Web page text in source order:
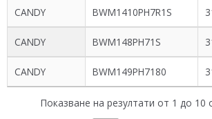
CANDY BWM1410PH7R1S
CANDY BWM148PH71S
CANDY BWM149PH7180
Показване на резултати от 1 до